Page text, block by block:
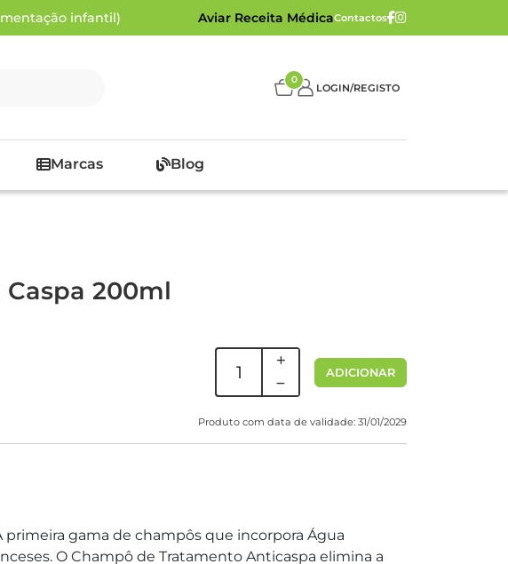
infantil) Aviar Receita MédicaContactos
0
LOGIN/REGISTO
Marcas Blog
Caspa 200ml
ADICIONAR
Produto com data de validade: 31/01/2029
primeira gama de champôs que incorpora Água
O Champô de Tratamento Anticaspa elimina a